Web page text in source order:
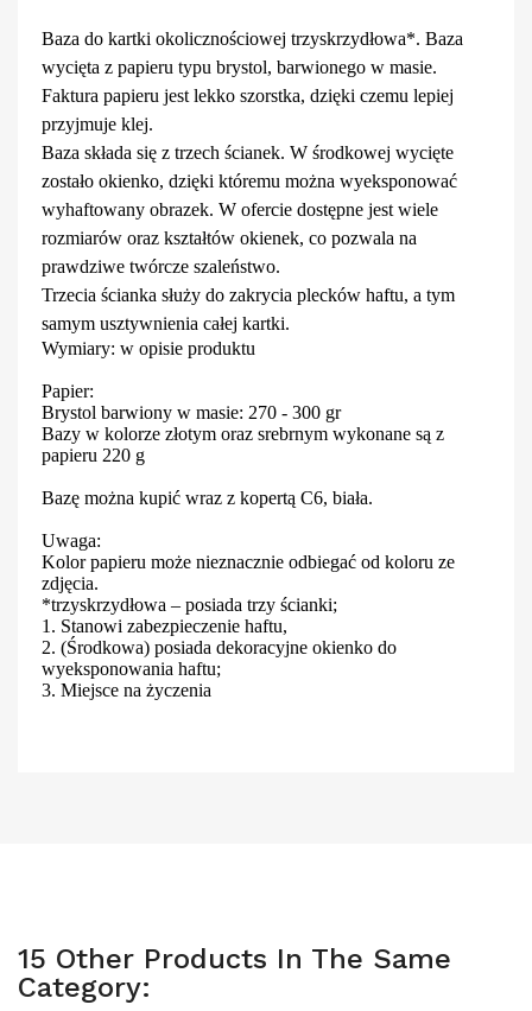
Baza do kartki okolicznościowej trzyskrzydłowa*. Baza
wycięta z papieru typu brystol, barwionego w masie.
Faktura papieru jest lekko szorstka, dzięki czemu lepiej
przyjmuje klej.
Baza składa się z trzech ścianek. W środkowej wycięte
zostało okienko, dzięki któremu można wyeksponować
wyhaftowany obrazek. W ofercie dostępne jest wiele
rozmiarów oraz kształtów okienek, co pozwala na
prawdziwe twórcze szaleństwo.
Trzecia ścianka służy do zakrycia plecków haftu, a tym
samym usztywnienia całej kartki.
Wymiary: w opisie produktu
Papier:
Brystol barwiony w masie: 270 - 300 gr
Bazy w kolorze złotym oraz srebrnym wykonane są z
papieru 220 g
Bazę można kupić wraz z kopertą C6, biała.
Uwaga:
Kolor papieru może nieznacznie odbiegać od koloru ze
zdjęcia.
*trzyskrzydłowa – posiada trzy ścianki;
1. Stanowi zabezpieczenie haftu,
2. (Środkowa) posiada dekoracyjne okienko do
wyeksponowania haftu;
3. Miejsce na życzenia
15 Other Products In The Same
Category: